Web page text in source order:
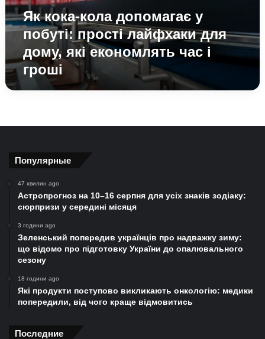
лайфхаки
для
дому,
економлять
час
гроші
Як кока-кола допомагає у
побуті: прості лайфхаки для
дому, які економлять час і
гроші
Популярные
47 хвилин ago
Астропрогноз на 10–16 серпня для усіх знаків зодіаку:
сюрпризи у середині місяця
3 години ago
Зеленський попередив українців про надважку зиму:
що відомо про підготовку України до опалювального
сезону
18 години ago
Які продукти поступово викликають онкологію: медики
попередили, від чого краще відмовитись
Последние